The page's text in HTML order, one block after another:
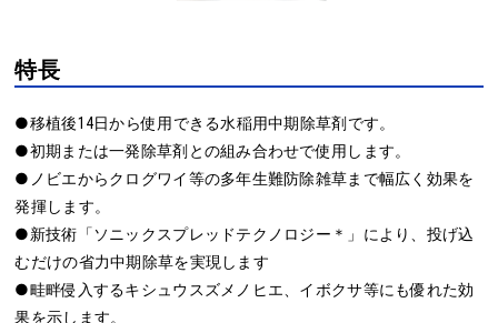
特長
●移植後14日から使用できる水稲用中期除草剤です。
●初期または一発除草剤との組み合わせで使用します。
●ノビエからクログワイ等の多年生難防除雑草まで幅広く効果を
発揮します。
●新技術「ソニックスプレッドテクノロジー＊」により、投げ込
むだけの省力中期除草を実現します
●畦畔侵入するキシュウスズメノヒエ、イボクサ等にも優れた効
果を示します。